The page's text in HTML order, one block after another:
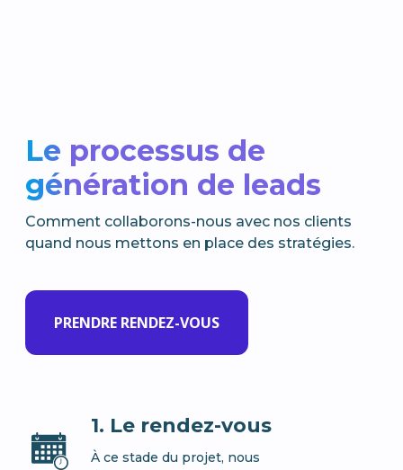
Le processus de
génération de leads
Comment collaborons-nous avec nos clients
quand nous mettons en place des stratégies.
PRENDRE RENDEZ-VOUS
1. Le rendez-vous
À ce stade du projet, nous